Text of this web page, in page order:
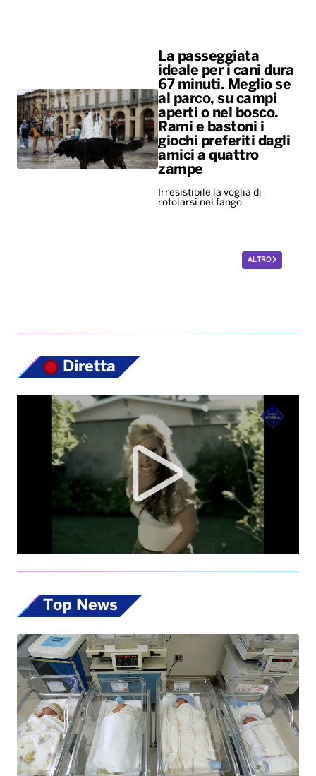
La passeggiata
ideale per i cani dura
67 minuti. Meglio se
al parco, su campi
aperti o nel bosco.
Rami e bastoni i
giochi preferiti dagli
amici a quattro
zampe
Irresistibile la voglia di
rotolarsi nel fango
ALTRO
Diretta
Top News